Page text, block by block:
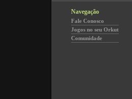
Navegação
Fale Conosco
Jogos no seu Orkut
Comunidade